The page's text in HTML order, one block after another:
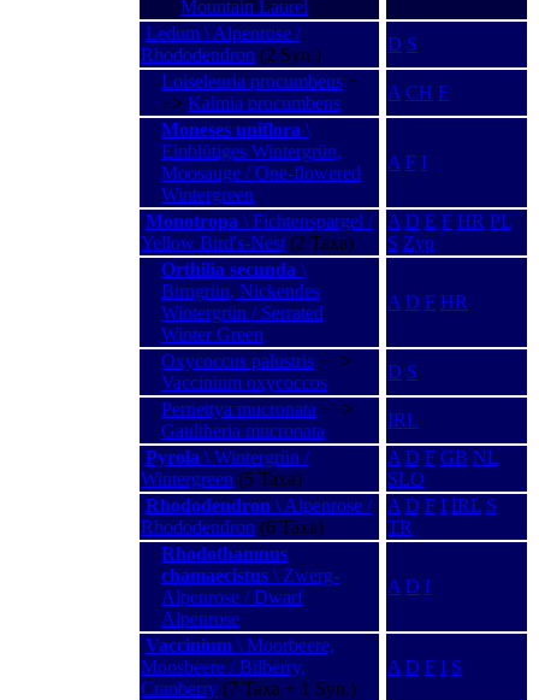
Mountain Laurel
Ledum \ Alpenrose /
Rhododendron (2 Syn.)
D S
Loiseleuria procumbens −
−> Kalmia procumbens
A CH F
Moneses uniflora \
Einblütiges Wintergrün,
Moosauge / One-flowered
Wintergreen
A F I
Monotropa \ Fichtenspargel /
Yellow Bird's-Nest (2 Taxa)
A D E F HR PL
S Zyp
Orthilia secunda \
Birngrün, Nickendes
Wintergrün / Serrated
Winter Green
A D F HR
Oxycoccus palustris −−>
Vaccinium oxycoccos
D S
Pernettya mucronata −−>
Gaultheria mucronata
IRL
Pyrola \ Wintergrün /
Wintergreen (5 Taxa)
A D F GB NL
SLO
Rhododendron \ Alpenrose /
Rhododendron (6 Taxa)
A D F I IRL S
TR
Rhodothamnus
chamaecistus \ Zwerg-
Alpenrose / Dwarf
Alpenrose
A D I
Vaccinium \ Moorbeere,
Moosbeere / Bilberry,
Cranberry (7 Taxa + 1 Syn.)
A D F I S